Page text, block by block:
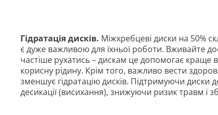
Гідратація дисків. Міжхребцеві диски на 50%
є дуже важливою для їхньої роботи. Вживайте
частіше рухатись – дискам це допомогає краще
корисну рідину. Крім того, важливо вести
зменшує гідратацію дисків. Підтримуючи диски
десикації (висихання), знижуючи ризик травм і